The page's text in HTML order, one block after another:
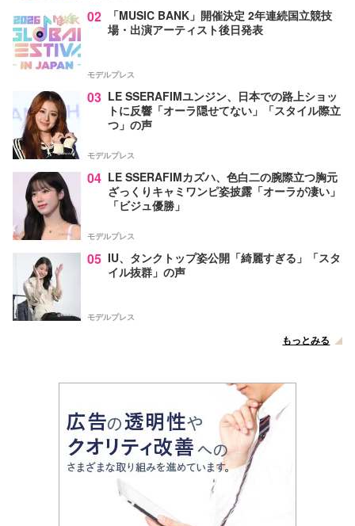
02
「MUSIC BANK」開催決定 2年連続国立競技
場・出演アーティスト後日発表
モデルプレス
03 LE SSERAFIMユンジン、日本での路上ショッ
トに反響「オーラ隠せてない」「スタイル際立
つ」の声
モデルプレス
04 LE SSERAFIMカズハ、色白二の腕際立つ胸元
ざっくりキャミワンピ姿披露「オーラが凄い」
「ビジュ優勝」
モデルプレス
05 IU、タンクトップ姿公開「綺麗すぎる」「スタ
イル抜群」の声
モデルプレス
もっとみる